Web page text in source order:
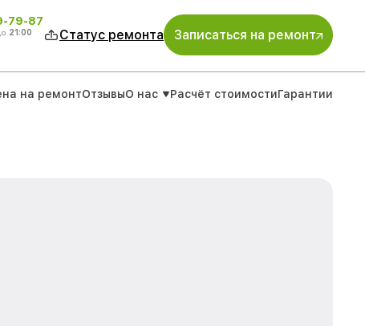
79-87
21:00 Статус ремонта Записаться на ремонт
на ремонтОтзывыО нас Расчёт стоимостиГарантии